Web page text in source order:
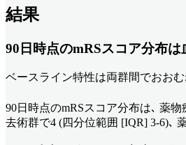
結果
90日時点のmRSスコア分布
ベースライン特性は両群間でおお
90日時点のmRSスコア分布は､ 薬物
去術群で4 (四分位範囲 [IQR] 3-6)､